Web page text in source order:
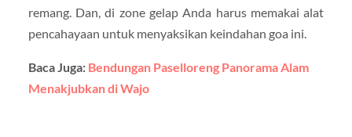
remang. Dan, di zone gelap Anda harus memakai alat
pencahayaan untuk menyaksikan keindahan goa ini.
Baca Juga: Bendungan Paselloreng Panorama Alam
Menakjubkan di Wajo